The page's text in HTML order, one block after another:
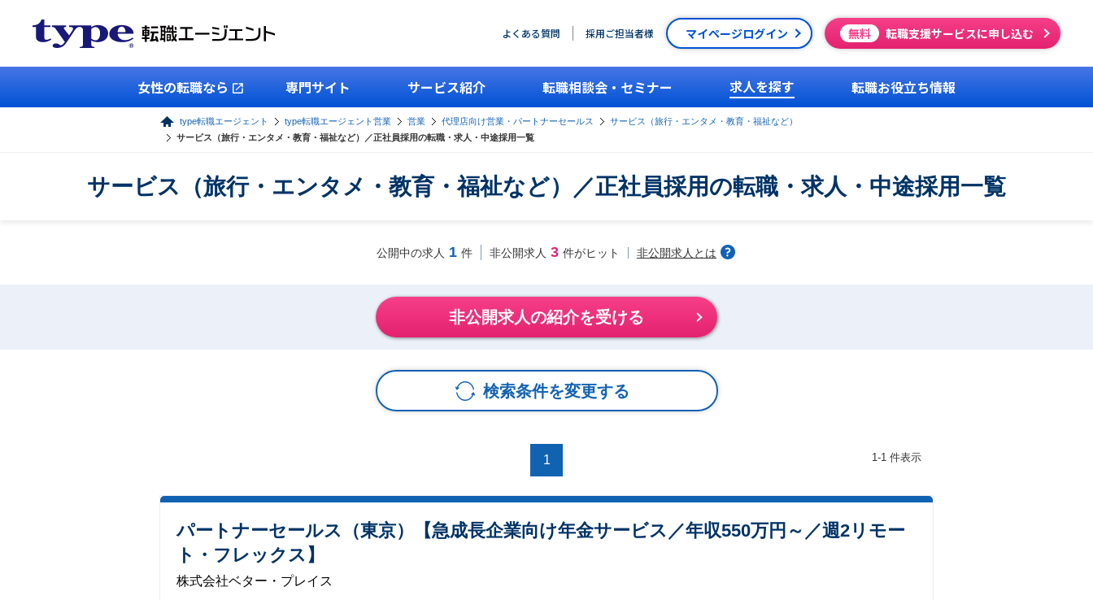
よくある質問 採用ご担当者様 マイページログイン 無料 転職支援サービスに申し込む
女性の転職なら 専門サイト サービス紹介 転職相談会・セミナー 求人を探す 転職お役立ち情報
type転職エージェント type転職エージェント営業 営業 代理店向け営業・パートナーセールス
サービス（旅行・エンタメ・教育・福祉など）
サービス（旅行・エンタメ・教育・福祉など）／正社員採用の転職・求人・中途採用一覧
サービス（旅行・エンタメ・教育・福祉など）／正社員採用の転職・求人・中途採用一覧
公開中の求人 1 件 非公開求人 3 件がヒット 非公開求人とは
非公開求人の紹介を受ける
検索条件を変更する
1 1-1 件表示
パートナーセールス（東京）【急成長企業向け年金サービス／年収550万円～／週2リモー
ト・フレックス】
株式会社ベター・プレイス